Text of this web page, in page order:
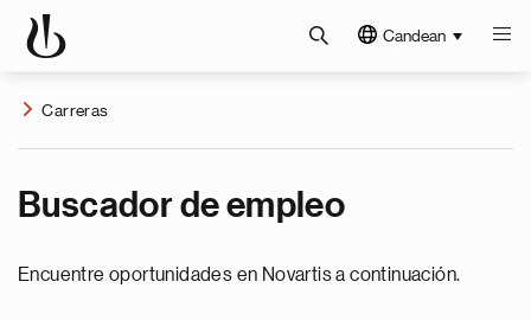
Candean
Carreras
Buscador de empleo
Encuentre oportunidades en Novartis a continuación.